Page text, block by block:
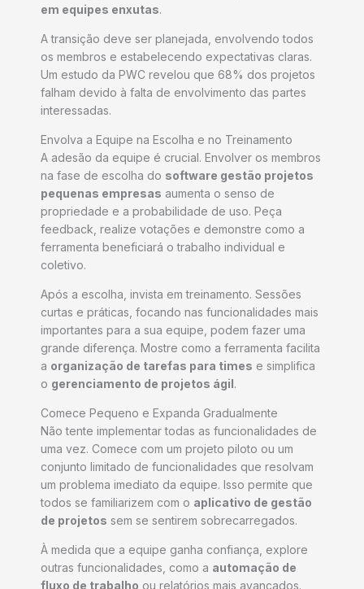
em equipes enxutas.
A transição deve ser planejada, envolvendo todos
os membros e estabelecendo expectativas claras.
Um estudo da PWC revelou que 68% dos projetos
falham devido à falta de envolvimento das partes
interessadas.
Envolva a Equipe na Escolha e no Treinamento
A adesão da equipe é crucial. Envolver os membros
na fase de escolha do software gestão projetos
pequenas empresas aumenta o senso de
propriedade e a probabilidade de uso. Peça
feedback, realize votações e demonstre como a
ferramenta beneficiará o trabalho individual e
coletivo.
Após a escolha, invista em treinamento. Sessões
curtas e práticas, focando nas funcionalidades mais
importantes para a sua equipe, podem fazer uma
grande diferença. Mostre como a ferramenta facilita
a organização de tarefas para times e simplifica
o gerenciamento de projetos ágil.
Comece Pequeno e Expanda Gradualmente
Não tente implementar todas as funcionalidades de
uma vez. Comece com um projeto piloto ou um
conjunto limitado de funcionalidades que resolvam
um problema imediato da equipe. Isso permite que
todos se familiarizem com o aplicativo de gestão
de projetos sem se sentirem sobrecarregados.
À medida que a equipe ganha confiança, explore
outras funcionalidades, como a automação de
fluxo de trabalho ou relatórios mais avançados.